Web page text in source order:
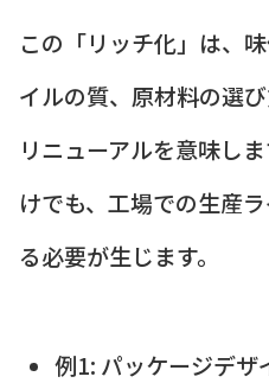
この「リッチ化」は、
イルの質、原材料の選
リニューアルを意味し
けでも、工場での生産
る必要が生じます。
例1: パッケージデザ